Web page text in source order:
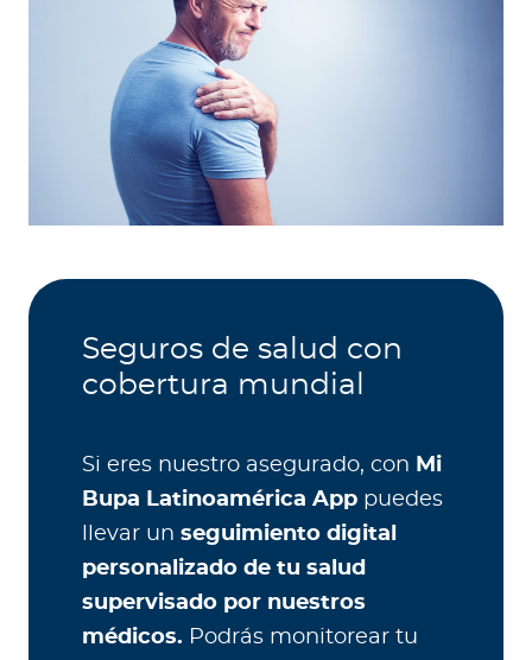
Seguros de salud con
cobertura mundial
Si eres nuestro asegurado, con Mi
Bupa Latinoamérica App puedes
llevar un seguimiento digital
personalizado de tu salud
supervisado por nuestros
médicos. Podrás monitorear tu